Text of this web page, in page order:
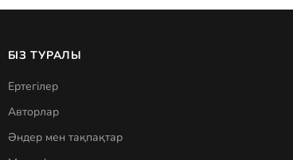
БІЗ ТУРАЛЫ
Ертегілер
Авторлар
Әндер мен тақпақтар